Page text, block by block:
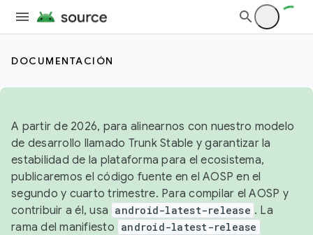
DOCUMENTACIÓN
A partir de 2026, para alinearnos con nuestro modelo
de desarrollo llamado Trunk Stable y garantizar la
estabilidad de la plataforma para el ecosistema,
publicaremos el código fuente en el AOSP en el
segundo y cuarto trimestre. Para compilar el AOSP y
contribuir a él, usa android-latest-release . La
rama del manifiesto android-latest-release